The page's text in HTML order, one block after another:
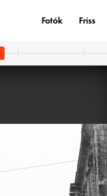
1956 · Budapest
Erzsébet (Lenin) körút 19. (a Barcsay utca sarkán
Fotók Friss